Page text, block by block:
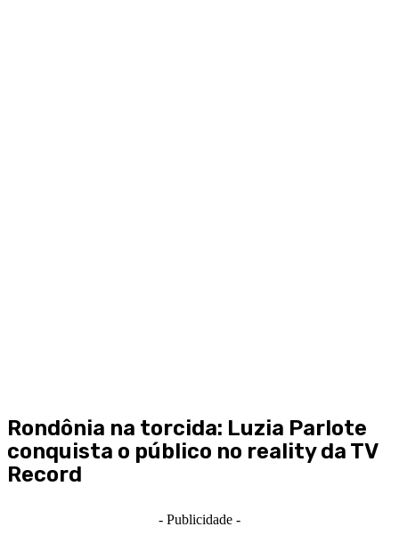
Rondônia na torcida: Luzia Parlote
conquista o público no reality da TV
Record
- Publicidade -